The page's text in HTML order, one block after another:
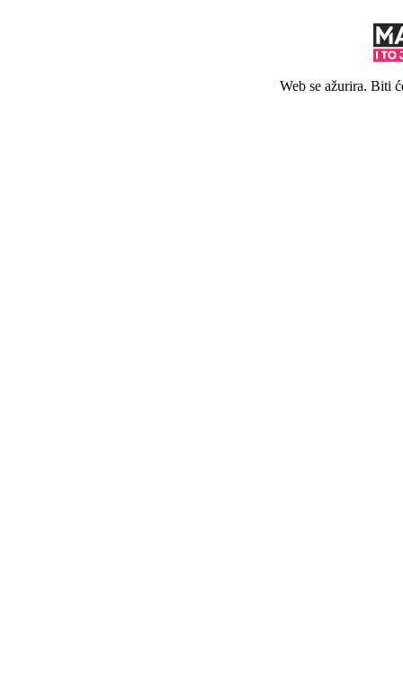
Web se ažurira. Biti